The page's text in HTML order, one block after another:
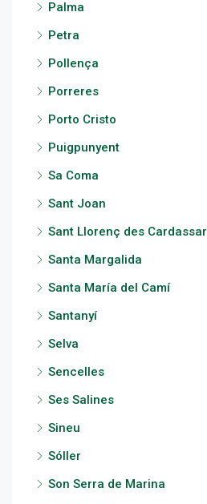
Palma
Petra
Pollença
Porreres
Porto Cristo
Puigpunyent
Sa Coma
Sant Joan
Sant Llorenç des Cardassar
Santa Margalida
Santa María del Camí
Santanyí
Selva
Sencelles
Ses Salines
Sineu
Sóller
Son Serra de Marina